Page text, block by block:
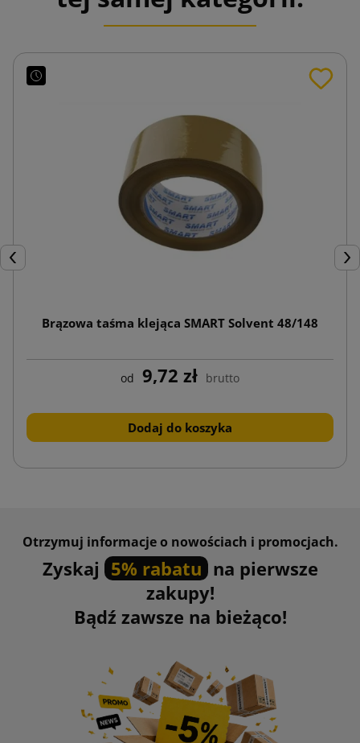
Poprzedni
Brązowa taśma klejąca SMART Solvent 48/148
od 9,72 zł brutto
Dodaj do koszyka
Otrzymuj informacje o nowościach i promocjach.
Zyskaj 5% rabatu na pierwsze
zakupy!
Bądź zawsze na bieżąco!